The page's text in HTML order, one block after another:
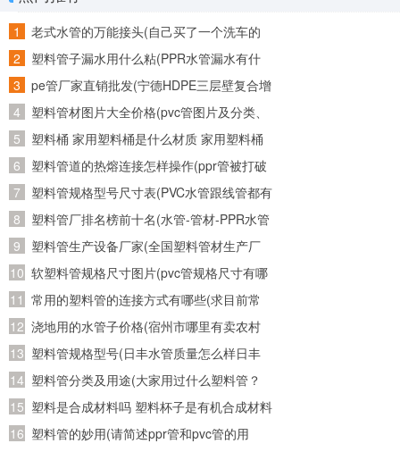
材、pvdf棒材、PVDF板材，不仅有各种国家标准规格，
而且可以根据客户需求来订制生产。拥有高素质的员工，
完整、科学的质量管理体系，绝对的质量保证，完善的售
后服务。
5.禹城市晟华塑胶有限公司专业生产ABS管、
ABS管件、ABS阀门、PP管、PP管件、PP阀门、PVC
管、PVC管件、PVC阀门，水处理配件如;各种水帽，空
心浮球。污水配件，曝气管，曝气头，等产品专业生产加
工的公司。并有专业的安装人员，对环保工程;曝气系统，
生物制品工程，离交柱系统的安装，设计调试等具有丰富
的经验和实例;拥有完整、科学的质量管理体系。禹城市晟
华塑胶有限公司的诚信、实力和产品质量获得业界的认
可。
老式水管的万能接头(自己买了一个洗车的
管子，又从网上买了个万能连接头。接了水
龙头上老是往外漏水怎么办)
塑料管子漏水用什么粘(PPR水管漏水有什
么胶可以粘牢)
pe管厂家直销批发(宁德HDPE三层壁复合增
强管批发 诚信为本)
塑料管材图片大全价格(pvc管图片及分类、
发展趋势)
塑料桶 家用塑料桶是什么材质 家用塑料桶
是什么材质的
塑料管道的热熔连接怎样操作(ppr管被打破
用热熔重新连接后还会不会有问题)
塑料管规格型号尺寸表(PVC水管跟线管都有
哪些规格的？)
塑料管厂排名榜前十名(水管-管材-PPR水管
十大品牌榜中榜，2011年管业十大品牌？)
塑料管生产设备厂家(全国塑料管材生产厂
家有哪些知名的)
软塑料管规格尺寸图片(pvc管规格尺寸有哪
几种？主要是直径是多少？)
常用的塑料管的连接方式有哪些(求目前常
用塑料管材的接口方式以及使用范围)
浇地用的水管子价格(宿州市哪里有卖农村
使用灌溉土地的水管，质量如何？大概多少
钱一米？请知道的朋友能告诉我..急急
急、、、)
塑料管规格型号(日丰水管质量怎么样日丰
水管哪个颜色日丰水管多少钱一米)
塑料管分类及用途(大家用过什么塑料管？
PE的？PVC的？PPR的？)
塑料是合成材料吗 塑料杯子是有机合成材料
制成的么
塑料管的妙用(请简述ppr管和pvc管的用